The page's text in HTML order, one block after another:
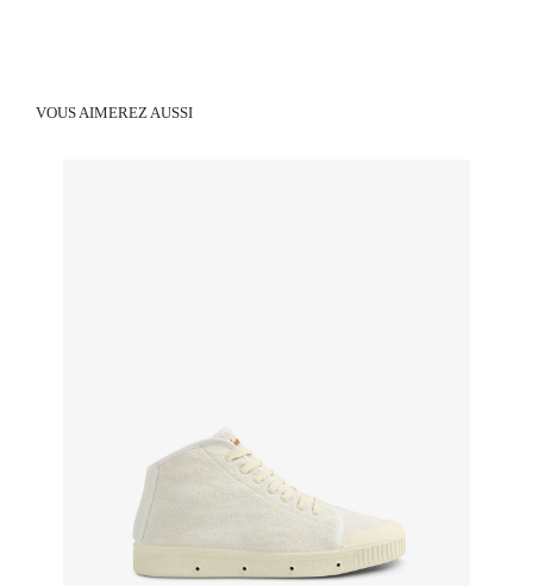
VOUS AIMEREZ AUSSI